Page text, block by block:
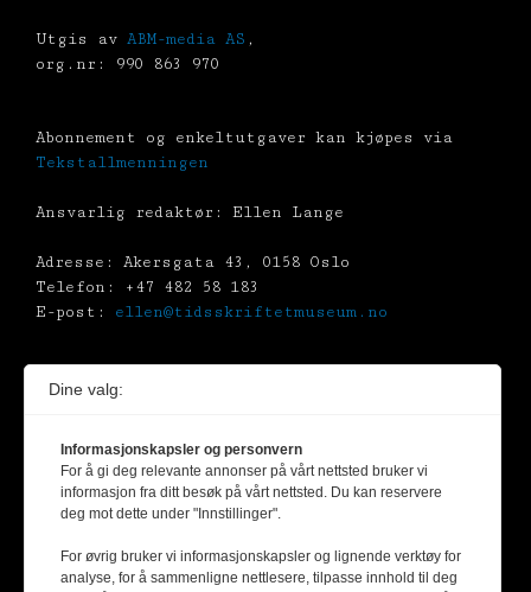
Utgis av ABM-media AS ,
org.nr: 990 863 970
Abonnement og enkeltutgaver kan kjøpes via
Tekstallmenningen
Ansvarlig redaktør: Ellen Lange
Adresse: Akersgata 43, 0158 Oslo
Telefon: +47 482 58 183
E-post: ellen@tidsskriftetmuseum.no
(Billedkunst Opphavsrett i Norge)
Alt materiale er vernet av Åndsverksloven.
eksemplarfremstilling bare tillatt når det er
hjemlet i lov etter avtale med Kopinor
Dine valg:
Informasjonskapsler og personvern
For å gi deg relevante annonser på vårt nettsted bruker vi
informasjon fra ditt besøk på vårt nettsted. Du kan reservere
deg mot dette under "Innstillinger".
For øvrig bruker vi informasjonskapsler og lignende verktøy for
analyse, for å sammenligne nettlesere, tilpasse innhold til deg